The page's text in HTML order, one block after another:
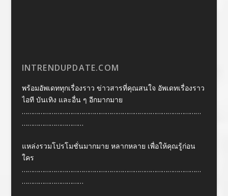
INTRENDUPDATE.COM
พร้อมอัพเดททุกเรื่องราว ข่าวสารที่คุณสนใจ อัพเดทเรื่องราว
ไอที บันเทิง และอื่น ๆ อีกมากมาย
……………………………………………………………………………………
……………………………
แหล่งรวมโปรโมชั่นมากมาย หลากหลาย เพื่อให้คุณรู้ก่อน
ใคร
……………………………………………………………………………………
……………………………